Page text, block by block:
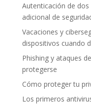
Autenticación de
adicional de
Vacaciones y
dispositivos cuando
Phishing y ataques
protegerse
Cómo proteger tu
Los primeros